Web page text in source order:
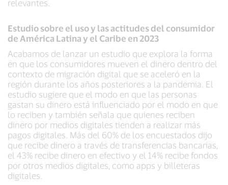
relevantes.
Estudio sobre el uso y las actitudes del consumidor
de América Latina y el Caribe en 2023
Acabamos de lanzar un estudio que explora la forma
en que los consumidores mueven el dinero dentro del
contexto de migración digital que se aceleró en la
región durante los años posteriores a la pandemia. El
estudio sugiere que el modo en que las personas
gastan su dinero está influenciado por el modo en que
lo reciben y también señala que quienes reciben
dinero por medios digitales tienden a realizar más
pagos digitales. Más del 60% de los encuestados dijo
que recibe dinero a través de transferencias bancarias,
el 43% recibe dinero en efectivo y el 14% recibe fondos
por otros medios digitales, como apps y billeteras
digitales.